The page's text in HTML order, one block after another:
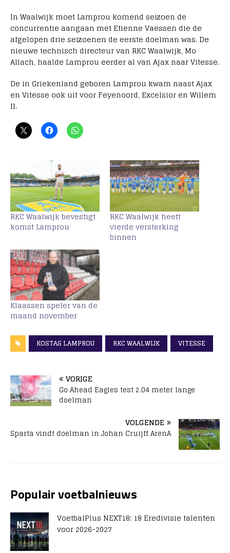
In Waalwijk moet Lamprou komend seizoen de
concurrentie aangaan met Etienne Vaessen die de
afgelopen drie seizoenen de eerste doelman was. De
nieuwe technisch directeur van RKC Waalwijk, Mo
Allach, haalde Lamprou eerder al van Ajax naar Vitesse.
De in Griekenland geboren Lamprou kwam naast Ajax
en Vitesse ook uit voor Feyenoord, Excelsior en Willem
II.
RKC Waalwijk bevestigt
komst Lamprou
RKC Waalwijk heeft
vierde versterking
binnen
Klaassen speler van de
maand november
KOSTAS LAMPROU RKC WAALWIJK VITESSE
VORIGE
Go Ahead Eagles test 2.04 meter lange
doelman
VOLGENDE
Sparta vindt doelman in Johan Cruijff ArenA
Populair voetbalnieuws
VoetbalPlus NEXT18: 18 Eredivisie talenten
voor 2026-2027